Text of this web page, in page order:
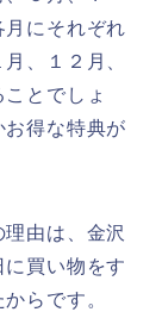
月にそれぞれ
、１２月、
とでしょ
お得な特典が
由は、金沢
買い物をす
らです。